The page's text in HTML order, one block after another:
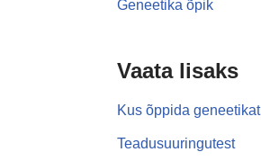
Geneetika õpik
Vaata lisaks
Kus õppida geneetikat
Teadusuuringutest